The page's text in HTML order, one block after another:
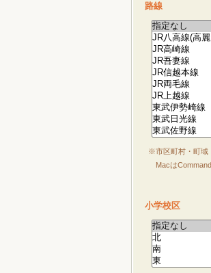
路線
※市区町村・町域
MacはCommand
小学校区